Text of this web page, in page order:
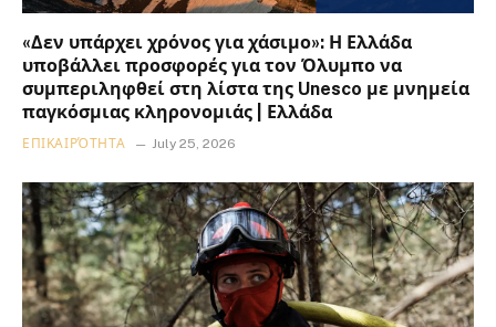
«Δεν υπάρχει χρόνος για χάσιμο»: Η Ελλάδα
υποβάλλει προσφορές για τον Όλυμπο να
συμπεριληφθεί στη λίστα της Unesco με μνημεία
παγκόσμιας κληρονομιάς | Ελλάδα
ΕΠΙΚΑΙΡΌΤΗΤΑ July 25, 2026